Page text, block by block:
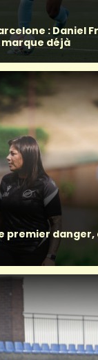
: Daniel
déjà
premier danger,